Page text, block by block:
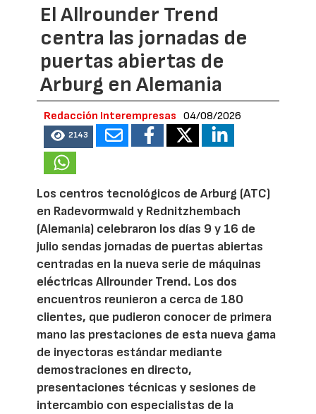
El Allrounder Trend
centra las jornadas de
puertas abiertas de
Arburg en Alemania
Redacción Interempresas 04/08/2026
2143
Los centros tecnológicos de Arburg (ATC)
en Radevormwald y Rednitzhembach
(Alemania) celebraron los días 9 y 16 de
julio sendas jornadas de puertas abiertas
centradas en la nueva serie de máquinas
eléctricas Allrounder Trend. Los dos
encuentros reunieron a cerca de 180
clientes, que pudieron conocer de primera
mano las prestaciones de esta nueva gama
de inyectoras estándar mediante
demostraciones en directo,
presentaciones técnicas y sesiones de
intercambio con especialistas de la